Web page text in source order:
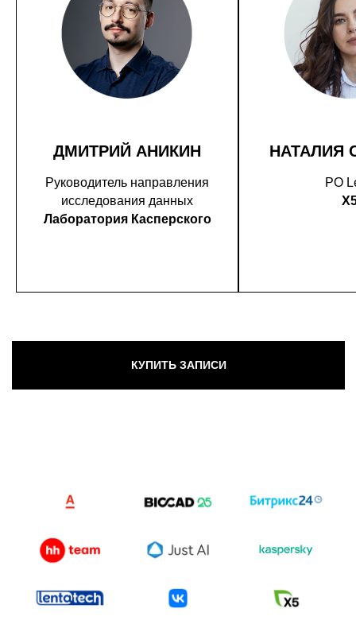
ДМИТРИЙ АНИКИН
Руководитель направления
исследования данных
Лаборатория Касперского
НАТАЛИЯ
PO